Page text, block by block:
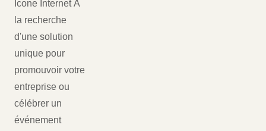
Icone Internet À
la recherche
d'une solution
unique pour
promouvoir votre
entreprise ou
célébrer un
événement